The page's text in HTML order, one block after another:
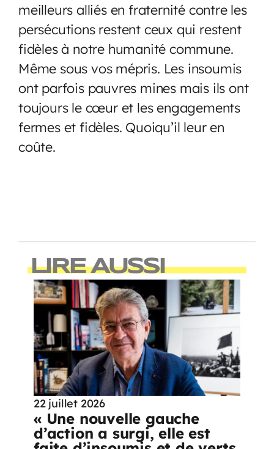
meilleurs alliés en fraternité contre les
persécutions restent ceux qui restent
fidèles à notre humanité commune.
Même sous vos mépris. Les insoumis
ont parfois pauvres mines mais ils ont
toujours le cœur et les engagements
fermes et fidèles. Quoiqu’il leur en
coûte.
LIRE AUSSI
22 juillet 2026
« Une nouvelle gauche
d’action a surgi, elle est